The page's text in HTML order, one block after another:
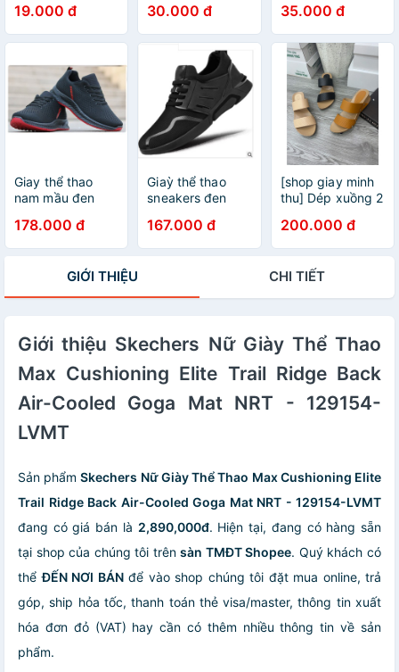
chân, phù hợp
cho mọi kiểu giày
#lot 39
19.000 đ 30.000 đ
DU LỊCH VUI
CHƠI NGOÀI
TRỜI SIÊU RẺ
35.000 đ
Giay thể thao
nam mầu đen
4cm đi bộ thể
dục tiện lợi hd95
178.000 đ
Giaỳ thể thao
sneakers đen
vải đế đúc
nguyên khối hd9
167.000 đ
[shop giay minh
thu] Dép xuồng 2
5cm MT060
200.000 đ
GIỚI THIỆU CHI TIẾT
Giới thiệu Skechers Nữ Giày Thể Thao
Max Cushioning Elite Trail Ridge Back
Air-Cooled Goga Mat NRT - 129154-
LVMT
Sản phẩmSkechers Nữ Giày Thể Thao Max Cushioning Elite
Trail Ridge Back Air-Cooled Goga Mat NRT - 129154-LVMT
đang có giá bán là 2,890,000đ. Hiện tại, đang có hàng sẵn
tại shop của chúng tôi trênsàn TMĐT Shopee. Quý khách có
thểĐẾN NƠI BÁNđể vào shop chúng tôi đặt mua online, trả
góp, ship hỏa tốc, thanh toán thẻ visa/master, thông tin xuất
hóa đơn đỏ (VAT) hay cần có thêm nhiều thông tin về sản
phẩm.